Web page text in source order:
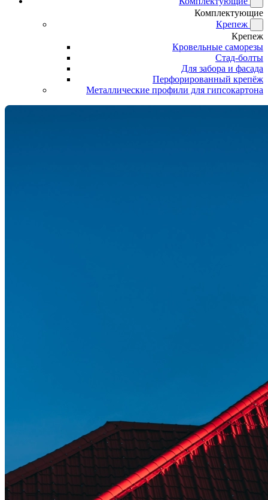
Комплектующие
Крепеж
Крепеж
Кровельные саморезы
Стад-болты
Для забора и фасада
Перфорированный крепёж
Металлические профили для гипсокартона